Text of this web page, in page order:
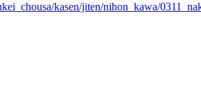
kasen/jiten/nihon_kawa/